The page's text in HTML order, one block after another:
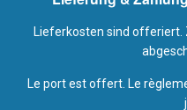
Lieferkosten sind offeriert.
Le port est offert. Le